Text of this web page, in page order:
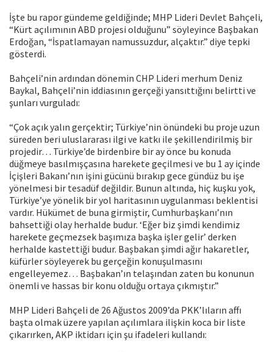
İşte bu rapor gündeme geldiğinde; MHP Lideri Devlet Bahçeli,
“Kürt açılımının ABD projesi olduğunu” söyleyince Başbakan
Erdoğan, “İspatlamayan namussuzdur, alçaktır.” diye tepki
gösterdi.
Bahçeli’nin ardından dönemin CHP Lideri merhum Deniz
Baykal, Bahçeli’nin iddiasının gerçeği yansıttığını belirtti ve
şunları vurguladı:
“Çok açık yalın gerçektir; Türkiye’nin önündeki bu proje uzun
süreden beri uluslararası ilgi ve katkı ile şekillendirilmiş bir
projedir… Türkiye’de birdenbire bir ay önce bu konuda
düğmeye basılmışçasına harekete geçilmesi ve bu 1 ay içinde
İçişleri Bakanı’nın işini gücünü bırakıp gece gündüz bu işe
yönelmesi bir tesadüf değildir. Bunun altında, hiç kuşku yok,
Türkiye’ye yönelik bir yol haritasının uygulanması beklentisi
vardır. Hükümet de buna girmiştir, Cumhurbaşkanı’nın
bahsettiği olay herhalde budur. ‘Eğer biz şimdi kendimiz
harekete geçmezsek başımıza başka işler gelir’ derken
herhalde kastettiği budur. Başbakan şimdi ağır hakaretler,
küfürler söyleyerek bu gerçeğin konuşulmasını
engelleyemez… Başbakan’ın telaşından zaten bu konunun
önemli ve hassas bir konu olduğu ortaya çıkmıştır.”
MHP Lideri Bahçeli de 26 Ağustos 2009’da PKK’lıların affı
başta olmak üzere yapılan açılımlara ilişkin koca bir liste
çıkarırken, AKP iktidarı için şu ifadeleri kullandı: